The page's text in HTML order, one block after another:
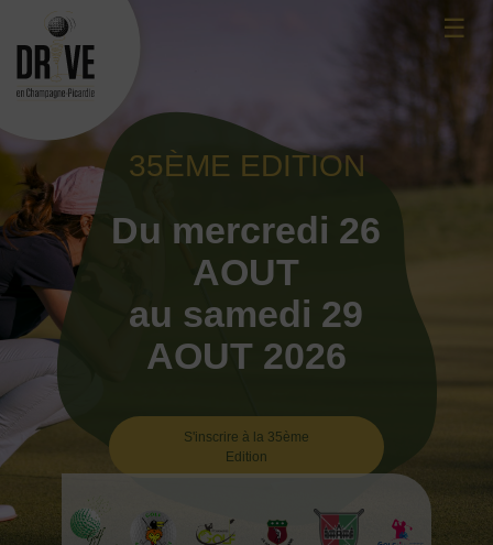
content
☰
35ÈME EDITION
Du mercredi 26
AOUT
au samedi 29
AOUT 2026
S'inscrire à la 35ème
Edition